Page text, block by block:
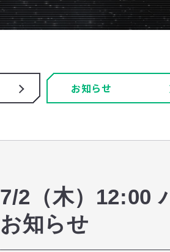
お知らせ
7/2（木）12:00
お知らせ